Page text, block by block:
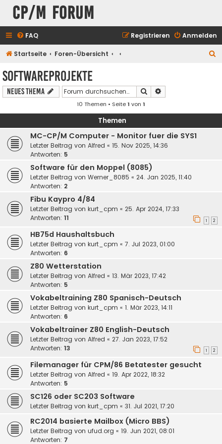
CP/M Forum
FAQ Anmelden
Registrieren
Startseite Foren-Übersicht
Softwareprojekte
Neues Thema Suche
10 Themen • Seite1 von 1
Themen
MC-CP/M Computer - Monitor fuer die SYS1
Letzter Beitrag von Alfred « 15. Nov 2025, 14:36
Antworten: 5
Software für den Moppel (8085)
Letzter Beitrag von Werner_8085 « 24. Jan 2025, 11:40
Antworten: 2
Fibu Kaypro 4/84
Letzter Beitrag von kurt_cpm « 25. Apr 2024, 17:33
Antworten: 11 1 2
HB75d Haushaltsbuch
Letzter Beitrag von kurt_cpm « 7. Jul 2023, 01:00
Antworten: 6
Z80 Wetterstation
Letzter Beitrag von Alfred « 13. Mär 2023, 17:42
Antworten: 5
Vokabeltraining Z80 Spanisch-Deutsch
Letzter Beitrag von kurt_cpm « 1. Mär 2023, 14:11
Antworten: 6
Vokabeltrainer Z80 English-Deutsch
Letzter Beitrag von Alfred « 27. Jan 2023, 17:52
Antworten: 13 1 2
Filemanager für CPM/86 Betatester gesucht
Letzter Beitrag von Alfred « 19. Apr 2022, 18:32
Antworten: 5
SC126 oder SC203 Software
Letzter Beitrag von kurt_cpm « 31. Jul 2021, 17:20
RC2014 basierte Mailbox (Micro BBS)
Letzter Beitrag von ufud.org « 19. Jun 2021, 08:01
Antworten: 7